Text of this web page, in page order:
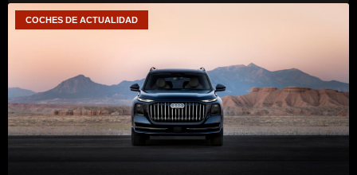
COCHES DE ACTUALIDAD